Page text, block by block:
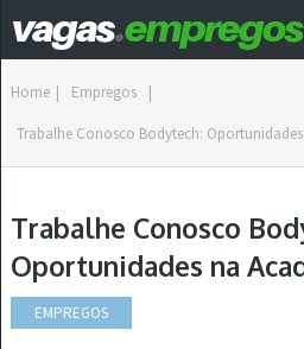
Home | Empregos |
Trabalhe Conosco Bodytech:
Trabalhe Conosco
Oportunidades na
EMPREGOS